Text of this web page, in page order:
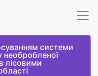
системи
необробленої
лісовими